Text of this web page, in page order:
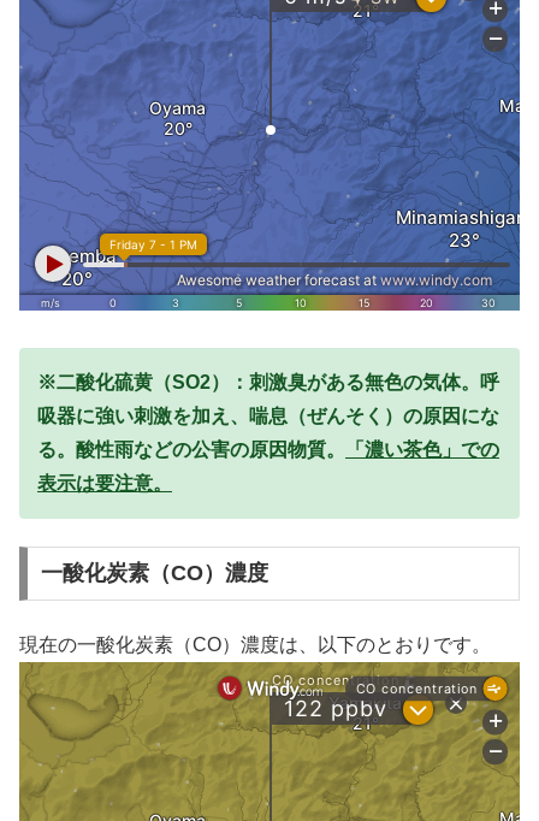
※二酸化硫黄（SO2）：刺激臭がある無色の気体。呼
吸器に強い刺激を加え、喘息（ぜんそく）の原因にな
る。酸性雨などの公害の原因物質。
「濃い茶色」での
表示は要注意。
一酸化炭素（CO）濃度
現在の一酸化炭素（CO）濃度は、以下のとおりです。